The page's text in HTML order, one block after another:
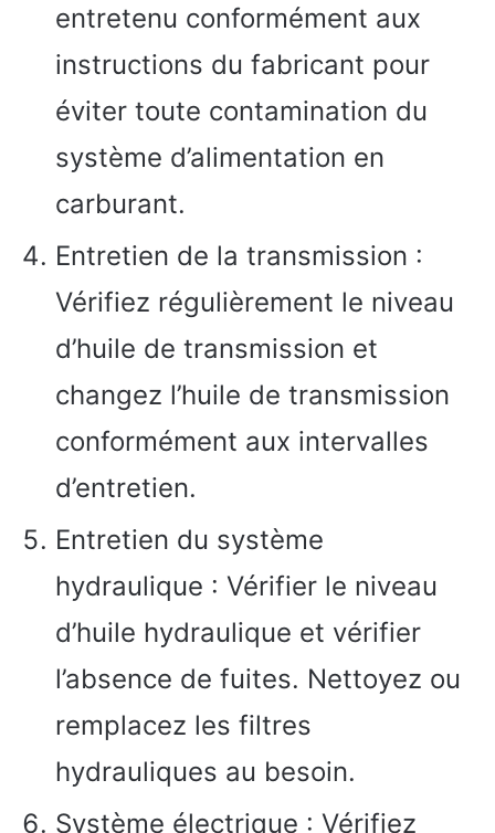
entretenu conformément aux
instructions du fabricant pour
éviter toute contamination du
système d’alimentation en
carburant.
Entretien de la transmission :
Vérifiez régulièrement le niveau
d’huile de transmission et
changez l’huile de transmission
conformément aux intervalles
d’entretien.
Entretien du système
hydraulique : Vérifier le niveau
d’huile hydraulique et vérifier
l’absence de fuites. Nettoyez ou
remplacez les filtres
hydrauliques au besoin.
Système électrique : Vérifiez